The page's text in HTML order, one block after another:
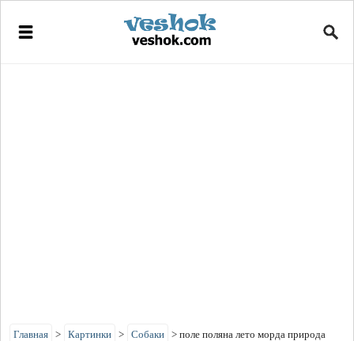
Главная > Картинки > Собаки > поле поляна лето морда природа